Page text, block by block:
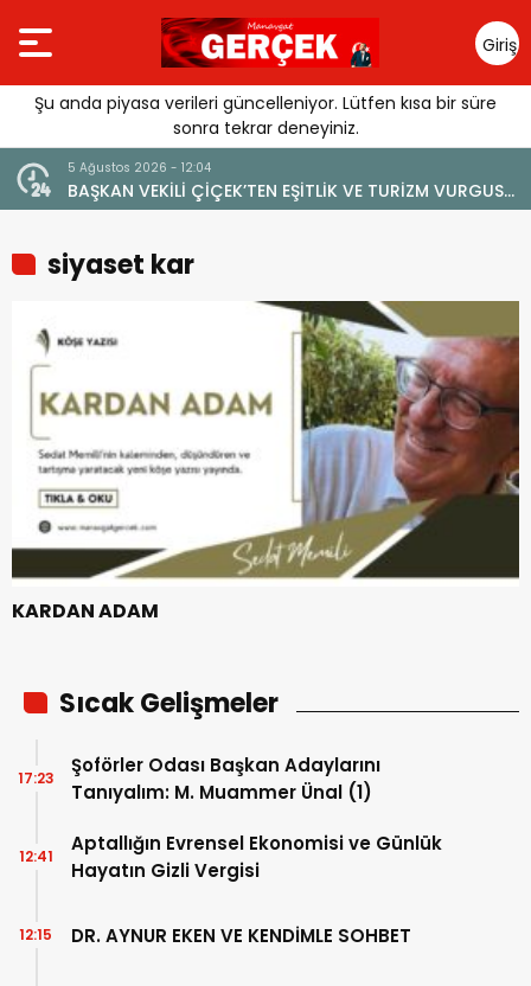
Giriş
Yap
Şu anda piyasa verileri güncelleniyor. Lütfen kısa bir süre
sonra tekrar deneyiniz.
5 Ağustos 2026 - 12:04
BAŞKAN VEKİLİ ÇİÇEK’TEN EŞİTLİK VE TURİZM VURGUSU:
“MANAVGAT’IN MARKA DEĞERİNE ZARAR VERİLMEMELİ”
siyaset kar
KARDAN ADAM
Sıcak Gelişmeler
Şoförler Odası Başkan Adaylarını
Tanıyalım: M. Muammer Ünal (1)
17:23
Aptallığın Evrensel Ekonomisi ve Günlük
Hayatın Gizli Vergisi
12:41
DR. AYNUR EKEN VE KENDİMLE SOHBET
12:15